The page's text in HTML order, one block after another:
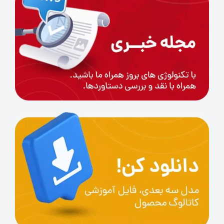
می‌توانید انتخاب کنید که تنها به چرخش مواد
بپردازید یا اینکه رزین را به دمای ۴۰ یا ۵۰ درجه
سانتی‌گراد گرم کنید. با این قابلیت، گرما از دو طرف
بالا و پایین به رزین اعمال می‌شود و دمای یکنواختی
را در سراسر ماده فراهم می‌آورد. این دمای یکنواخت
به‌ویژه برای انواع خاصی از رزین‌ها که به دمای
کنترل‌شده‌ای نیاز دارند تا کیفیت چاپ بهینه‌ای
داشته باشند، بسیار موثر است. به این ترتیب، امکان
استفاده از HM100 برای انواع مختلف رزین‌ها فراهم
می‌شود و کاربران می‌توانند بسته به نیاز خود و نوع
ماده‌ی استفاده‌شده، تنظیمات دما و گرمایش را به
دلخواه انتخاب کنند. این ویژگی، دمای دقیق و
کنترل‌شده‌ای را فراهم می‌کند که برای دستیابی به
بهترین کیفیت چاپ و جلوگیری از مشکلات ناشی از
دمای ناپایدار در طول فرآیند چاپ بسیار حیاتی